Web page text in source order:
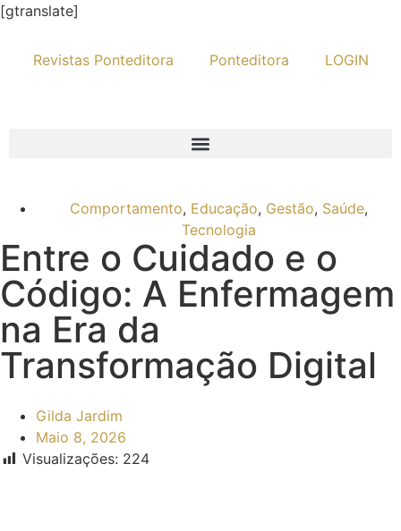
[gtranslate]
Revistas Ponteditora Ponteditora LOGIN
Comportamento, Educação, Gestão, Saúde,
Tecnologia
Entre o Cuidado e o
Código: A Enfermagem
na Era da
Transformação Digital
Gilda Jardim
Maio 8, 2026
Visualizações: 224